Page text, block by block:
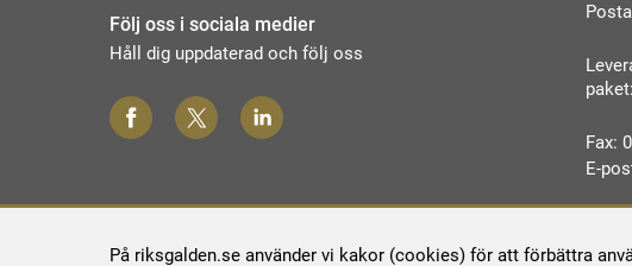
På riksgalden.se använder vi kakor (cookies) för att förbättra
Följ oss i sociala medier
Håll dig uppdaterad och följ oss
Fax:
E-